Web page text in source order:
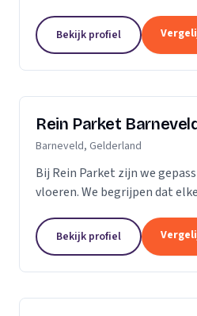
bedrijven als particulieren.
renovatieprojecten,...
Bekijk profiel
Rein Parket
Barneveld, Gelderland
Bij Rein Parket zijn we
vloeren. We begrijpen dat
past bij uw stijl en behoeften.
Bekijk profiel